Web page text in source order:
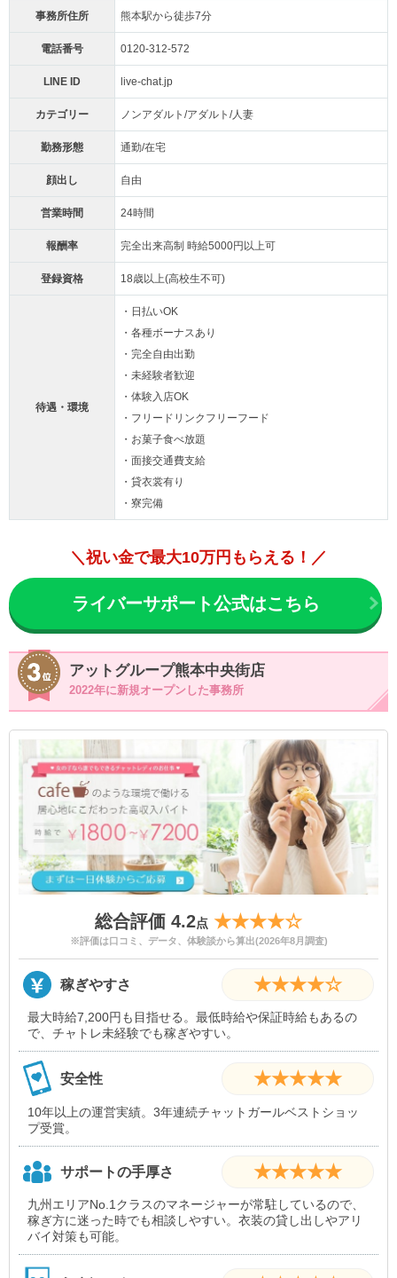
事務所住所 熊本駅から徒歩7分
電話番号 0120-312-572
LINE ID live-chat.jp
カテゴリー ノンアダルト/アダルト/人妻
勤務形態 通勤/在宅
顔出し 自由
営業時間 24時間
報酬率 完全出来高制 時給5000円以上可
登録資格 18歳以上(高校生不可)
待遇・環境
・日払いOK
・各種ボーナスあり
・完全自由出勤
・未経験者歓迎
・体験入店OK
・フリードリンクフリーフード
・お菓子食べ放題
・面接交通費支給
・貸衣裳有り
・寮完備
＼祝い金で最大10万円もらえる！／
ライバーサポート公式はこちら
アットグループ熊本中央街店
2022年に新規オープンした事務所
総合評価 4.2点 ★★★★☆
※評価は口コミ、データ、体験談から算出(2026年8月調査)
稼ぎやすさ ★★★★☆
最大時給7,200円も目指せる。最低時給や保証時給もあるの
で、チャトレ未経験でも稼ぎやすい。
安全性 ★★★★★
10年以上の運営実績。3年連続チャットガールベストショッ
プ受賞。
サポートの手厚さ ★★★★★
九州エリアNo.1クラスのマネージャーが常駐しているので、
稼ぎ方に迷った時でも相談しやすい。衣装の貸し出しやアリ
バイ対策も可能。